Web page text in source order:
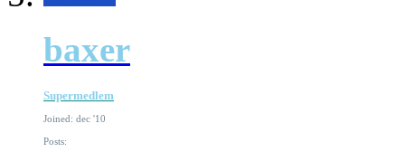
baxer
Supermedlem
Joined: dec '10
Posts: